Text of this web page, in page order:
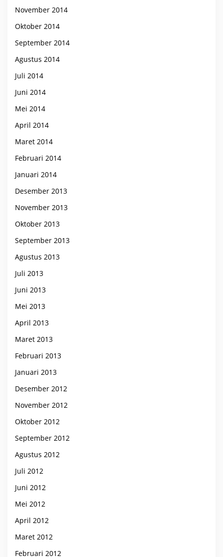
November 2014
Oktober 2014
September 2014
Agustus 2014
Juli 2014
Juni 2014
Mei 2014
April 2014
Maret 2014
Februari 2014
Januari 2014
Desember 2013
November 2013
Oktober 2013
September 2013
Agustus 2013
Juli 2013
Juni 2013
Mei 2013
April 2013
Maret 2013
Februari 2013
Januari 2013
Desember 2012
November 2012
Oktober 2012
September 2012
Agustus 2012
Juli 2012
Juni 2012
Mei 2012
April 2012
Maret 2012
Februari 2012